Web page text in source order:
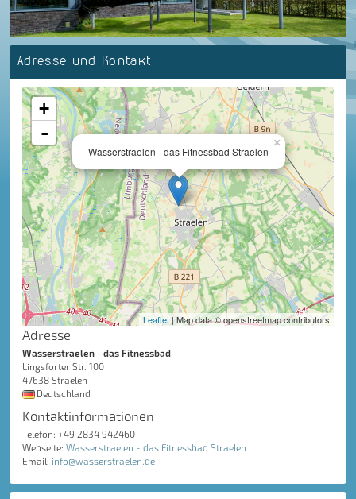
Adresse und Kontakt
×
Wasserstraelen - das Fitnessbad Straelen
+
-
Leaflet | Map data © openstreetmap contributors
Adresse
Wasserstraelen - das Fitnessbad
Lingsforter Str. 100
47638 Straelen
Deutschland
Kontaktinformationen
Telefon: +49 2834 942460
Webseite: Wasserstraelen - das Fitnessbad Straelen
Email: info@wasserstraelen.de